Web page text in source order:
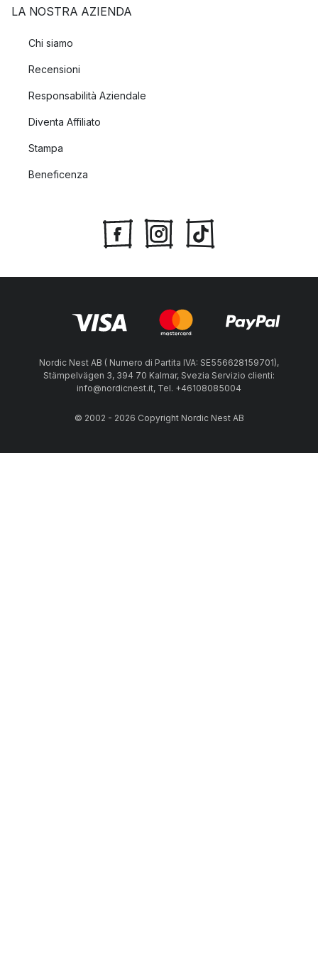
LA NOSTRA AZIENDA
Chi siamo
Recensioni
Responsabilità Aziendale
Diventa Affiliato
Stampa
Beneficenza
Nordic Nest AB ( Numero di Partita IVA: SE556628159701),
Stämpelvägen 3, 394 70 Kalmar, Svezia Servizio clienti:
info@nordicnest.it, Tel. +46108085004
© 2002 - 2026 Copyright Nordic Nest AB